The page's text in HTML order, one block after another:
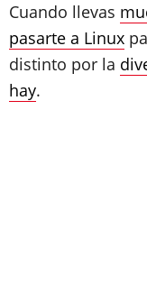
Cuando llevas
pasarte a Linux
distinto por la
hay.